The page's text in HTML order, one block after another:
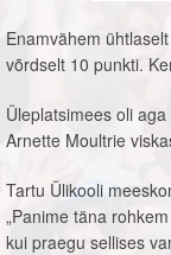
Enamvähem
võrdselt 10 punkti.
Üleplatsimees oli
Arnette Moultrie
Tartu Ülikooli
„Panime täna
kui praegu sellises